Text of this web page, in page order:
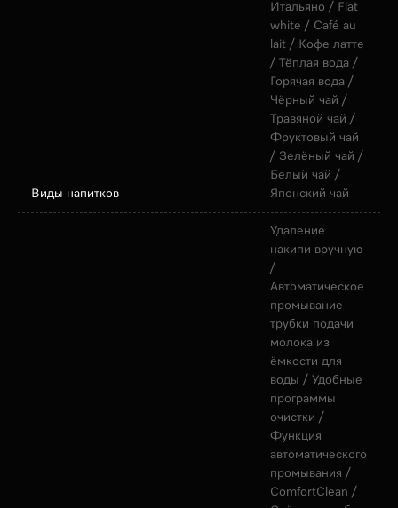
Виды напитков
Итальяно / Flat
white / Café au
lait / Кофе латте
/ Тёплая вода /
Горячая вода /
Чёрный чай /
Травяной чай /
Фруктовый чай
/ Зелёный чай /
Белый чай /
Японский чай
Удаление
накипи вручную
/
Автоматическое
промывание
трубки подачи
молока из
ёмкости для
воды / Удобные
программы
очистки /
Функция
автоматического
промывания /
ComfortClean /